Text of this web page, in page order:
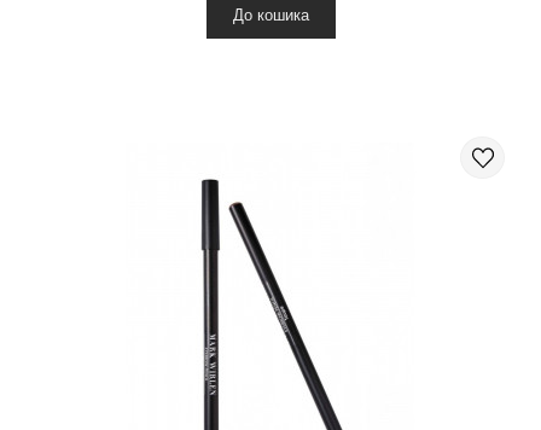
До кошика